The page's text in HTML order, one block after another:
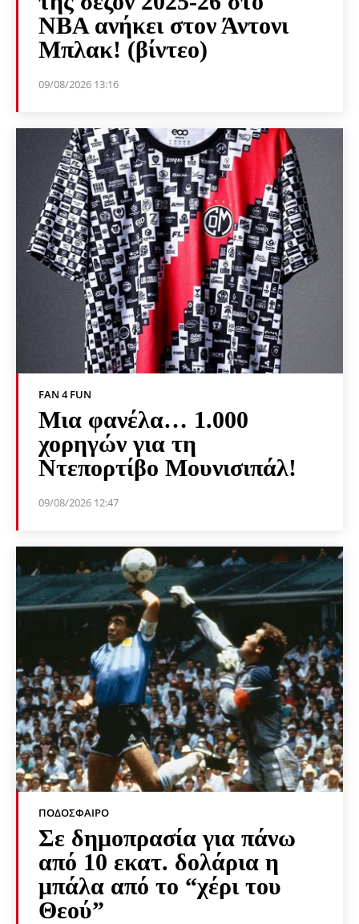
NBA ανήκει στον Άντονι
Μπλακ! (βίντεο)
09/08/2026 13:16
FAN 4 FUN
Μια φανέλα… 1.000
χορηγών για τη
Ντεπορτίβο Μουνισιπάλ!
09/08/2026 12:47
ΠΟΔΌΣΦΑΙΡΟ
Σε δημοπρασία για πάνω
από 10 εκατ. δολάρια η
μπάλα από το “χέρι του
Θεού”